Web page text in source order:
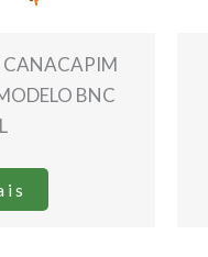
CANACAPIM
BNC